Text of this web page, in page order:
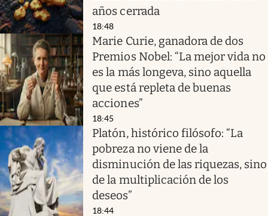
años cerrada
18:48
Marie Curie, ganadora de dos
Premios Nobel: “La mejor vida no
es la más longeva, sino aquella
que está repleta de buenas
acciones”
18:45
Platón, histórico filósofo: “La
pobreza no viene de la
disminución de las riquezas, sino
de la multiplicación de los
deseos”
18:44